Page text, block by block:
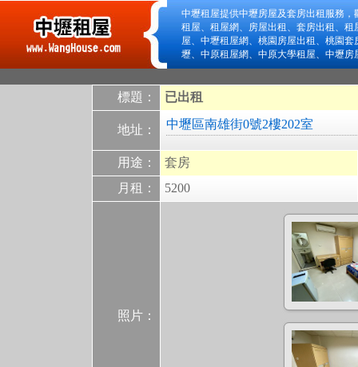
中壢租屋提供中壢房屋及套房出租服務
租屋、租屋網、房屋出租、套房出租、
屋、中壢租屋網、桃園房屋出租、桃園
壢、中原租屋網、中原大學租屋、中壢
標題： 已出租
地址： 中壢區南雄街0號2樓202室
用途：
套房
月租：
5200
照片：